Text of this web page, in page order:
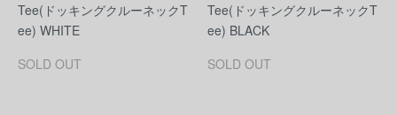
Tee(ドッキングクルーネックT
ee) WHITE
SOLD OUT
Tee(ドッキングクルーネックT
ee) BLACK
SOLD OUT